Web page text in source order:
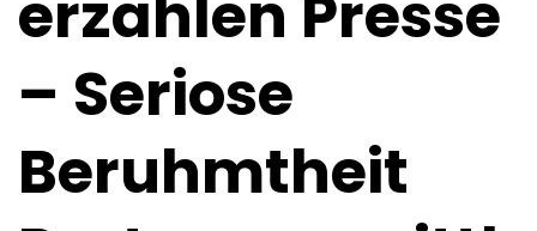
erzahlen Presse
– Seriose
Beruhmtheit